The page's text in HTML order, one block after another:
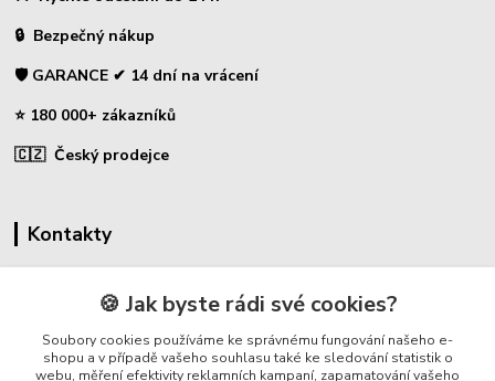
🔒 Bezpečný nákup
🛡️ GARANCE ✔ 14 dní na vrácení
⭐ 180 000+ zákazníků
🇨🇿 Český prodejce
Kontakty
🛡️ Zákaznická podpora
📞 728 007 997
🍪 Jak byste rádi své cookies?
Soubory cookies používáme ke správnému fungování našeho e-
shopu a v případě vašeho souhlasu také ke sledování statistik o
webu, měření efektivity reklamních kampaní, zapamatování vašeho